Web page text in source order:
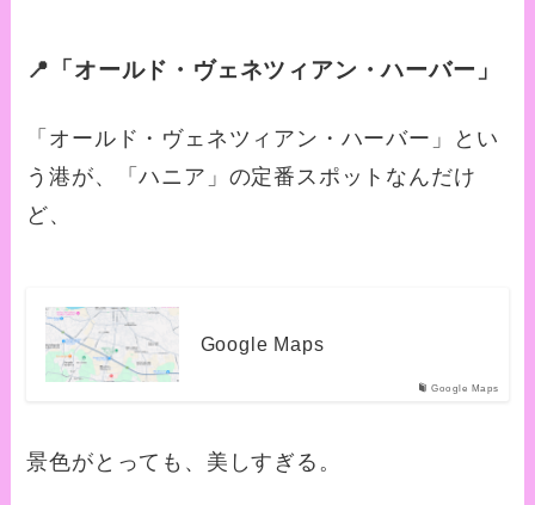
📍「オールド・ヴェネツィアン・ハーバー」
「オールド・ヴェネツィアン・ハーバー」とい
う港が、「ハニア」の定番スポットなんだけ
ど、
Google Maps
Google Maps
景色がとっても、美しすぎる。